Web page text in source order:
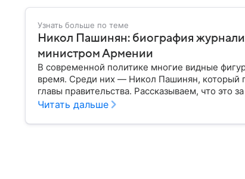
Узнать больше по теме
Никол Пашинян: биография
министром Армении
В современной политике многие видные
время. Среди них — Никол Пашинян, который
главы правительства. Рассказываем, что это
Читать дальше